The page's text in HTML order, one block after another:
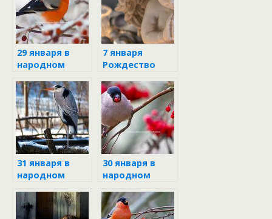
29 января в
народном
7 января
Рождество
31 января в
народном
30 января в
народном